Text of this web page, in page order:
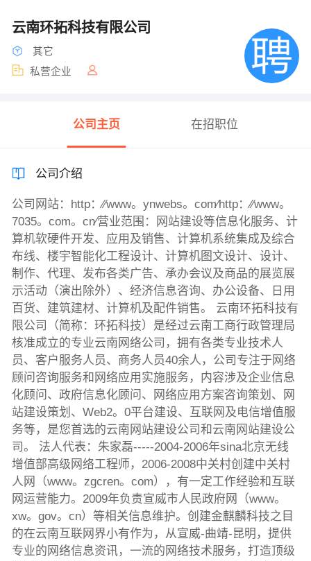
云南环拓科技有限公司
其它
私营企业
公司主页 在招职位
公司介绍
公司网站：http：∕∕www。ynwebs。com∕http：∕∕www。
7035。com。cn∕营业范围：网站建设等信息化服务、计
算机软硬件开发、应用及销售、计算机系统集成及综合
布线、楼宇智能化工程设计、计算机图文设计、设计、
制作、代理、发布各类广告、承办会议及商品的展览展
示活动（演出除外）、经济信息咨询、办公设备、日用
百货、建筑建材、计算机及配件销售。 云南环拓科技有
限公司（简称：环拓科技）是经过云南工商行政管理局
核准成立的专业云南网络公司，拥有各类专业技术人
员、客户服务人员、商务人员40余人，公司专注于网络
顾问咨询服务和网络应用实施服务，内容涉及企业信息
化顾问、政府信息化顾问、网络应用方案咨询策划、网
站建设策划、Web2。0平台建设、互联网及电信增值服
务等，是您首选的云南网站建设公司和云南网站建设公
司。 法人代表：朱家磊-----2004-2006年sina北京无线
增值部高级网络工程师，2006-2008中关村创建中关村
人网（www。zgcren。com），有一定工作经验和互联
网运营能力。2009年负责宣威市人民政府网（www。
xw。gov。cn）等相关信息维护。创建金麒麟科技之目
的在云南互联网界小有作为，从宣威-曲靖-昆明，提供
专业的网络信息资讯，一流的网络技术服务，打造顶级